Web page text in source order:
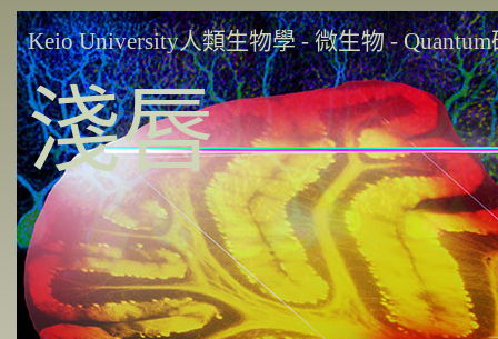
Keio University人類生物學 - 微生物 -
淺唇